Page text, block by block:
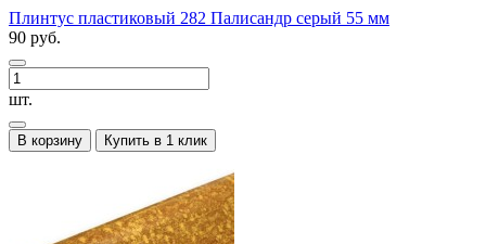
Плинтус пластиковый 282 Палисандр серый 55 мм
90 руб.
шт.
В корзину Купить в 1 клик